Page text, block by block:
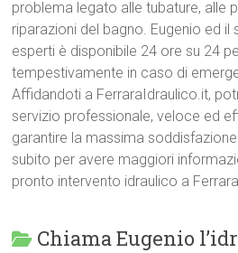
problema legato alle tubature, alle
riparazioni del bagno. Eugenio ed il
esperti è disponibile 24 ore su 24
tempestivamente in caso di
Affidandoti a FerraraIdraulico.it,
servizio professionale, veloce ed
garantire la massima
subito per avere maggiori
pronto intervento idraulico a
Chiama Eugenio